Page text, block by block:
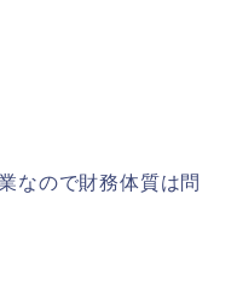
なので財務体質は問